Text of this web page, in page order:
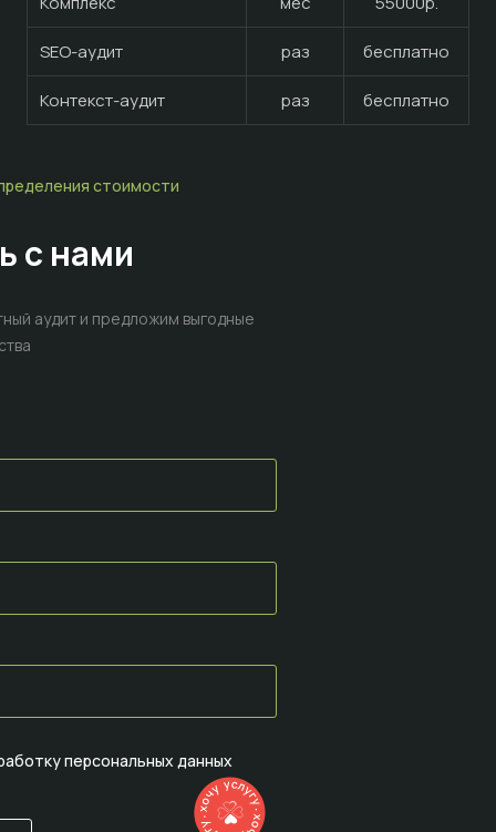
SEO-аудит раз бесплатно
Контекст-аудит раз бесплатно
стоимости
с нами
аудит и предложим выгодные
персональных данных